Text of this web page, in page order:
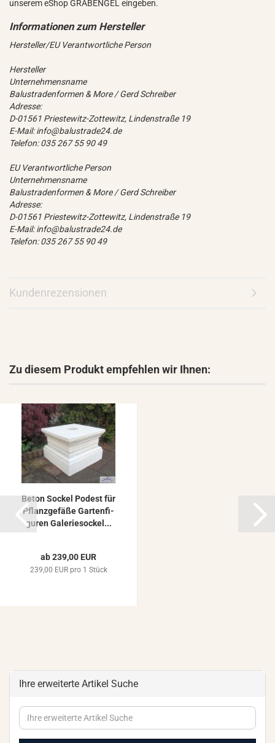
unserem eShop GRABENGEL eingeben.
Hersteller/EU Verantwortliche Person
Hersteller
Unternehmensname
Balustradenformen & More / Gerd Schreiber
Adresse:
D-01561 Priestewitz-Zottewitz, Lindenstraße 19
E-Mail: info@balustrade24.de
Telefon: 035 267 55 90 49
EU Verantwortliche Person
Unternehmensname
Balustradenformen & More / Gerd Schreiber
Adresse:
D-01561 Priestewitz-Zottewitz, Lindenstraße 19
E-Mail: info@balustrade24.de
Telefon: 035 267 55 90 49
Kundenrezensionen
Zu diesem Produkt empfehlen wir Ihnen:
Beton So­ckel Po­dest für
Pflanz­ge­fä­ße Gar­ten­fi­
gu­ren Ga­le­rie­so­ckel...
ab 239,00 EUR
239,00 EUR pro 1 Stück
Ihre erweiterte Artikel Suche
Ihre
erweiterte